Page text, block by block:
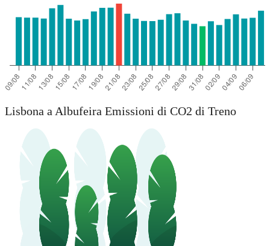
Lisbona a Albufeira Emissioni di CO2 di Treno